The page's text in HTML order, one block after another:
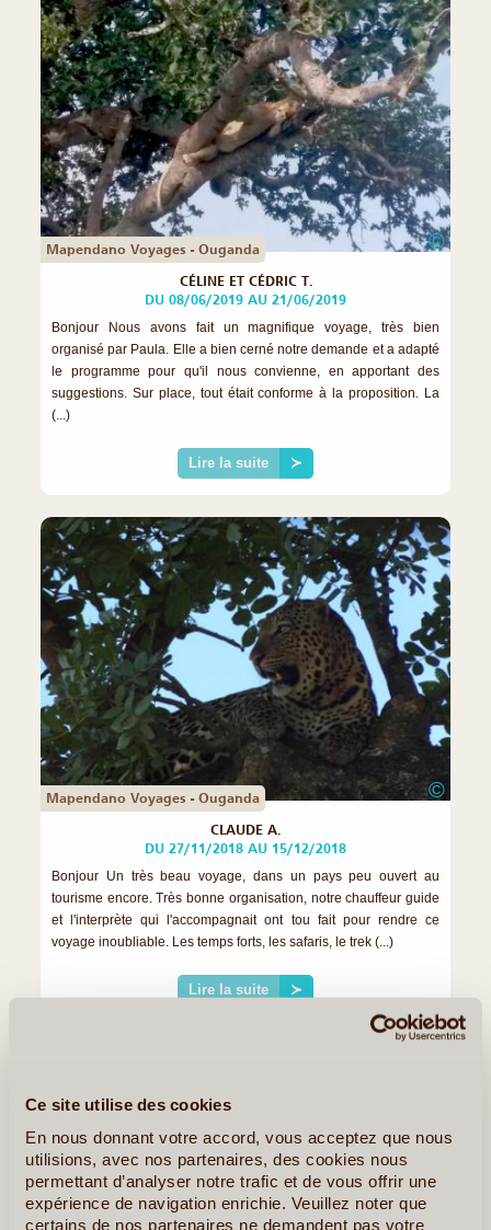
Ce site utilise des cookies
En nous donnant votre accord, vous acceptez que nous
utilisions, avec nos partenaires, des cookies nous
permettant d’analyser notre trafic et de vous offrir une
expérience de navigation enrichie. Veuillez noter que
certains de nos partenaires ne demandent pas votre
Mapendano Voyages - Ouganda ©
CÉLINE ET CÉDRIC T.
DU 08/06/2019 AU 21/06/2019
Bonjour Nous avons fait un magnifique voyage, très bien
organisé par Paula. Elle a bien cerné notre demande et a adapté
le programme pour qu'il nous convienne, en apportant des
suggestions. Sur place, tout était conforme à la proposition. La
(...)
Lire la suite ≻
Mapendano Voyages - Ouganda ©
CLAUDE A.
DU 27/11/2018 AU 15/12/2018
Bonjour Un très beau voyage, dans un pays peu ouvert au
tourisme encore. Très bonne organisation, notre chauffeur guide
et l'interprète qui l'accompagnait ont tou fait pour rendre ce
voyage inoubliable. Les temps forts, les safaris, le trek (...)
Lire la suite ≻